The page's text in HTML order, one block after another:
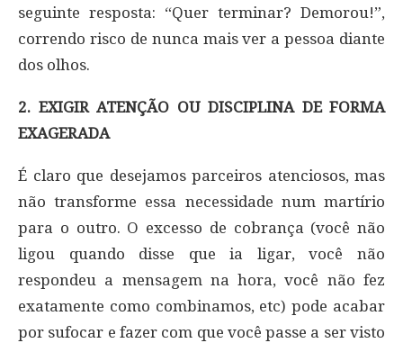
seguinte resposta: “Quer terminar? Demorou!”,
correndo risco de nunca mais ver a pessoa diante
dos olhos.
2. EXIGIR ATENÇÃO OU DISCIPLINA DE FORMA
EXAGERADA
É claro que desejamos parceiros atenciosos, mas
não transforme essa necessidade num martírio
para o outro. O excesso de cobrança (você não
ligou quando disse que ia ligar, você não
respondeu a mensagem na hora, você não fez
exatamente como combinamos, etc) pode acabar
por sufocar e fazer com que você passe a ser visto